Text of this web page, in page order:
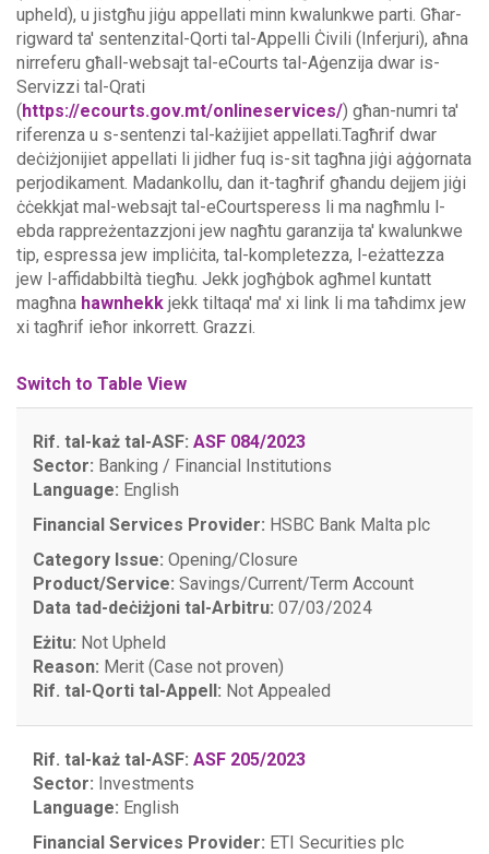
upheld), u jistgħu jiġu appellati minn kwalunkwe parti. Għar-
rigward ta' sentenzital-Qorti tal-Appelli Ċivili (Inferjuri), aħna
nirreferu għall-websajt tal-eCourts tal-Aġenzija dwar is-
Servizzi tal-Qrati
(https://ecourts.gov.mt/onlineservices/) għan-numri ta'
riferenza u s-sentenzi tal-każijiet appellati.Tagħrif dwar
deċiżjonijiet appellati li jidher fuq is-sit tagħna jiġi aġġornata
perjodikament. Madankollu, dan it-tagħrif għandu dejjem jiġi
ċċekkjat mal-websajt tal-eCourtsperess li ma nagħmlu l-
ebda rappreżentazzjoni jew nagħtu garanzija ta' kwalunkwe
tip, espressa jew impliċita, tal-kompletezza, l-eżattezza
jew l-affidabbiltà tiegħu. Jekk jogħġbok agħmel kuntatt
magħna hawnhekk jekk tiltaqa' ma' xi link li ma taħdimx jew
xi tagħrif ieħor inkorrett. Grazzi.
Switch to Table View
Rif. tal-każ tal-ASF: ASF 084/2023
Sector: Banking / Financial Institutions
Language: English
Financial Services Provider: HSBC Bank Malta plc
Category Issue: Opening/Closure
Product/Service: Savings/Current/Term Account
Data tad-deċiżjoni tal-Arbitru: 07/03/2024
Eżitu: Not Upheld
Reason: Merit (Case not proven)
Rif. tal-Qorti tal-Appell: Not Appealed
Rif. tal-każ tal-ASF: ASF 205/2023
Sector: Investments
Language: English
Financial Services Provider: ETI Securities plc